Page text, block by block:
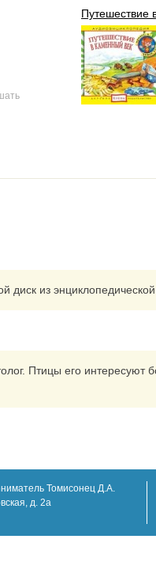
Путешествие
диск из
Птицы его
Томисонец Д.А.
д. 2а